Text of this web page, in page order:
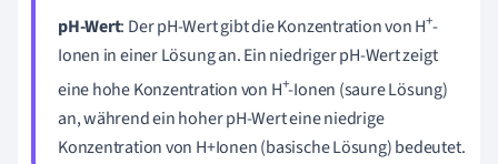
pH-Wert: Der pH-Wert gibt die Konzentration von H+-
Ionen in einer Lösung an. Ein niedriger pH-Wert zeigt
eine hohe Konzentration von H+-Ionen (saure Lösung)
an, während ein hoher pH-Wert eine niedrige
Konzentration von H+Ionen (basische Lösung) bedeutet.